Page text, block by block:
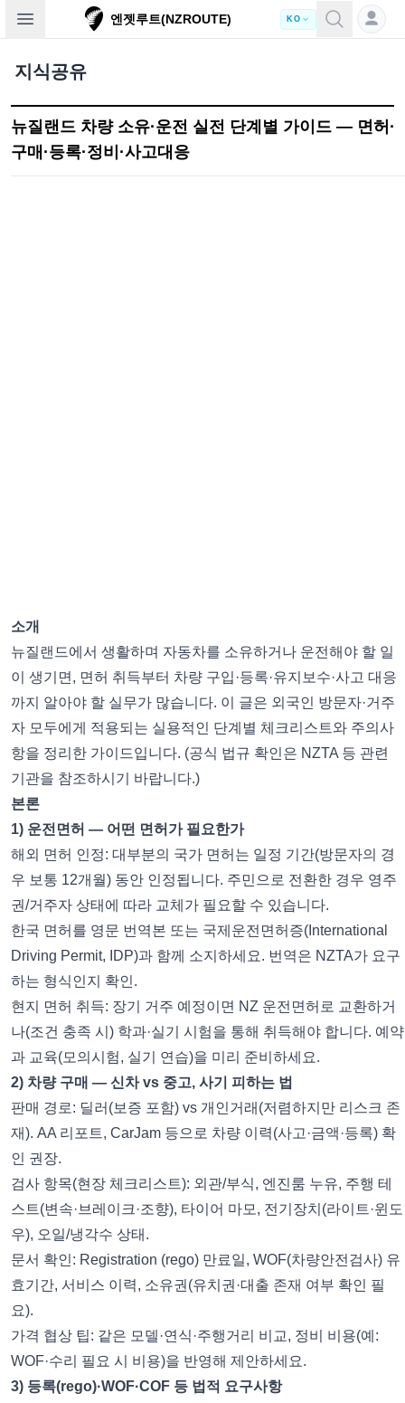
Open sidebar 엔젯루트(NZROUTE) KO
지식공유
뉴질랜드 차량 소유·운전 실전 단계별 가이드 — 면허·
구매·등록·정비·사고대응
소개
뉴질랜드에서 생활하며 자동차를 소유하거나 운전해야 할 일
이 생기면, 면허 취득부터 차량 구입·등록·유지보수·사고 대응
까지 알아야 할 실무가 많습니다. 이 글은 외국인 방문자·거주
자 모두에게 적용되는 실용적인 단계별 체크리스트와 주의사
항을 정리한 가이드입니다. (공식 법규 확인은 NZTA 등 관련
기관을 참조하시기 바랍니다.)
본론
1) 운전면허 — 어떤 면허가 필요한가
해외 면허 인정: 대부분의 국가 면허는 일정 기간(방문자의 경
우 보통 12개월) 동안 인정됩니다. 주민으로 전환한 경우 영주
권/거주자 상태에 따라 교체가 필요할 수 있습니다.
한국 면허를 영문 번역본 또는 국제운전면허증(International
Driving Permit, IDP)과 함께 소지하세요. 번역은 NZTA가 요구
하는 형식인지 확인.
현지 면허 취득: 장기 거주 예정이면 NZ 운전면허로 교환하거
나(조건 충족 시) 학과·실기 시험을 통해 취득해야 합니다. 예약
과 교육(모의시험, 실기 연습)을 미리 준비하세요.
2) 차량 구매 — 신차 vs 중고, 사기 피하는 법
판매 경로: 딜러(보증 포함) vs 개인거래(저렴하지만 리스크 존
재). AA 리포트, CarJam 등으로 차량 이력(사고·금액·등록) 확
인 권장.
검사 항목(현장 체크리스트): 외관/부식, 엔진룸 누유, 주행 테
스트(변속·브레이크·조향), 타이어 마모, 전기장치(라이트·윈도
우), 오일/냉각수 상태.
문서 확인: Registration (rego) 만료일, WOF(차량안전검사) 유
효기간, 서비스 이력, 소유권(유치권·대출 존재 여부 확인 필
요).
가격 협상 팁: 같은 모델·연식·주행거리 비교, 정비 비용(예:
WOF·수리 필요 시 비용)을 반영해 제안하세요.
3) 등록(rego)·WOF·COF 등 법적 요구사항